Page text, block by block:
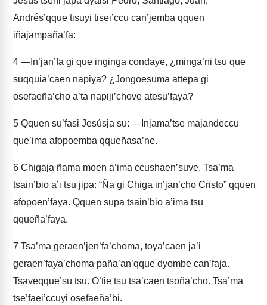
Andrés’qque tisuyi tisei’ccu can’jemba qquen
iñajampaña’fa:
4 —In’jan’fa gi que inginga condaye, ¿minga’ni tsu que
suqquia’caen napiya? ¿Jongoesuma attepa gi
osefaeña’cho a’ta napiji’chove atesu’faya?
5 Qquen su’fasi Jesúsja su: —Injama’tse majandeccu
que’ima afopoemba qqueñasa’ne.
6 Chigaja ñama moen a’ima ccushaen’suve. Tsa’ma
tsain’bio a’i tsu jipa: “Ña gi Chiga in’jan’cho Cristo” qquen
afopoen’faya. Qquen supa tsain’bio a’ima tsu
qqueña’faya.
7 Tsa’ma geraen’jen’fa’choma, toya’caen ja’i
geraen’faya’choma paña’an’qque dyombe can’faja.
Tsaveqque’su tsu. O’tie tsu tsa’caen tsoña’cho. Tsa’ma
tse’faei’ccuyi osefaeña’bi.